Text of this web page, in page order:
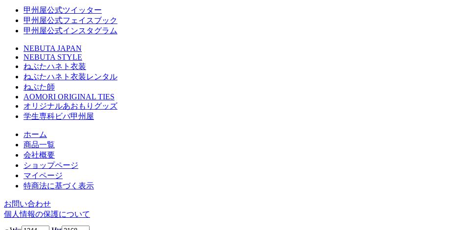
甲州屋公式ツイッター
甲州屋公式フェイスブック
甲州屋公式インスタグラム
NEBUTA JAPAN
NEBUTA STYLE
ねぶたハネト衣装
ねぶたハネト衣装レンタル
ねぶた師
AOMORI ORIGINAL TIES
オリジナルあおもりグッズ
学生専科ビバ甲州屋
ホーム
商品一覧
会社概要
ショップページ
マイページ
特商法に基づく表示
お問い合わせ
個人情報の保護について